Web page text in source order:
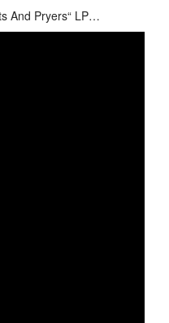
And Pryers“ LP…